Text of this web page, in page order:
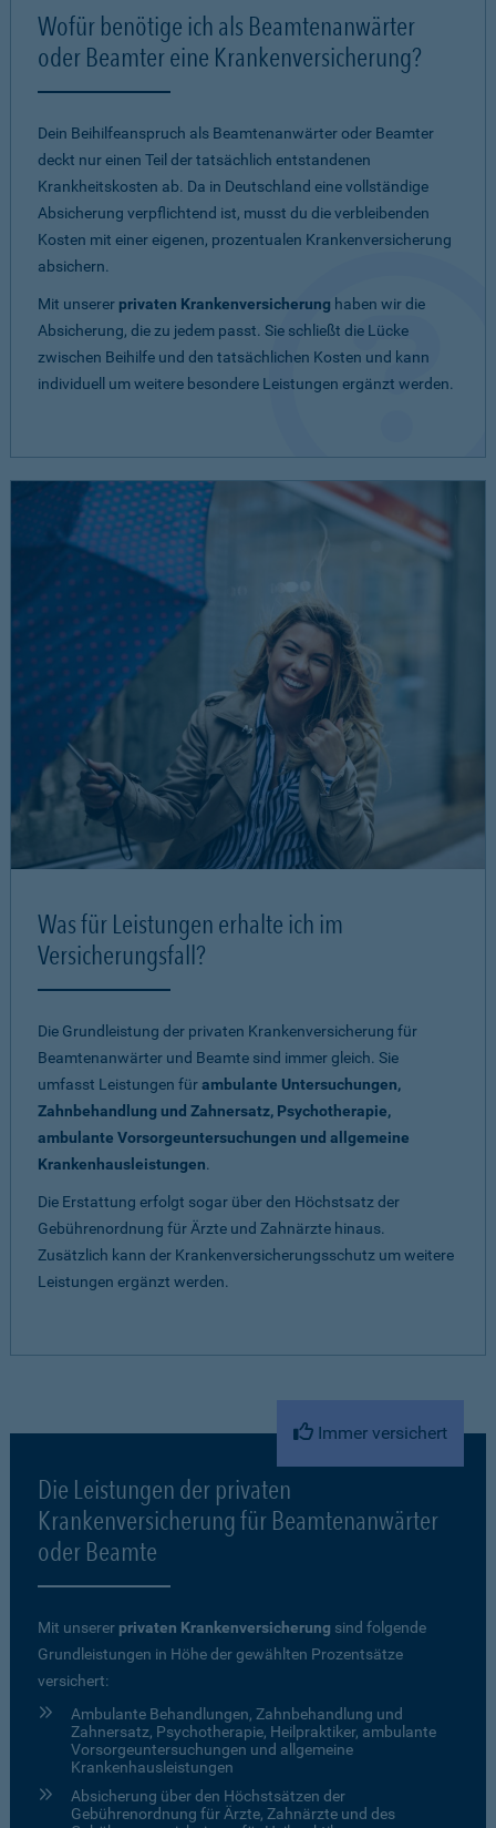
Wofür benötige ich als Beamtenanwärter
oder Beamter eine Krankenversicherung?
Dein Beihilfeanspruch als Beamtenanwärter oder Beamter
deckt nur einen Teil der tatsächlich entstandenen
Krankheitskosten ab. Da in Deutschland eine vollständige
Absicherung verpflichtend ist, musst du die verbleibenden
Kosten mit einer eigenen, prozentualen Krankenversicherung
absichern.
Mit unserer privaten Krankenversicherung haben wir die
Absicherung, die zu jedem passt. Sie schließt die Lücke
zwischen Beihilfe und den tatsächlichen Kosten und kann
individuell um weitere besondere Leistungen ergänzt werden.
Was für Leistungen erhalte ich im
Versicherungsfall?
Die Grundleistung der privaten Krankenversicherung für
Beamtenanwärter und Beamte sind immer gleich. Sie
umfasst Leistungen fürambulante Untersuchungen,
Zahnbehandlung und Zahnersatz, Psychotherapie,
ambulante Vorsorgeuntersuchungen und allgemeine
Krankenhausleistungen.
Die Erstattung erfolgt sogar über den Höchstsatz der
Gebührenordnung für Ärzte und Zahnärzte hinaus.
Zusätzlich kann der Krankenversicherungsschutz um weitere
Leistungen ergänzt werden.
Immer versichert
Die Leistungen der privaten
Krankenversicherung für Beamtenanwärter
oder Beamte
Mit unserer privaten Krankenversicherung sind folgende
Grundleistungen in Höhe der gewählten Prozentsätze
versichert:
Ambulante Behandlungen, Zahnbehandlung und
Zahnersatz, Psychotherapie, Heilpraktiker, ambulante
Vorsorgeuntersuchungen und allgemeine
Krankenhausleistungen
Absicherung über den Höchstsätzen der
Gebührenordnung für Ärzte, Zahnärzte und des